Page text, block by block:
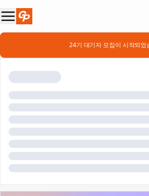
📣 24기 대기자 모집이 시작되었